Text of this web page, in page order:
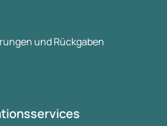
und Rückgaben